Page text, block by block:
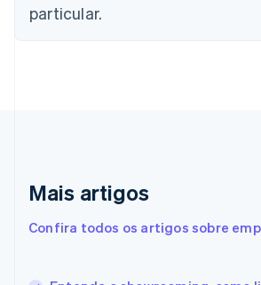
particular.
Mais artigos
Confira todos os artigos sobre
简体中文English
Eslováquia
English
EnglishItaliano